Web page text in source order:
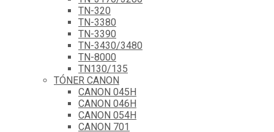
TN-320
TN-3380
TN-3390
TN-3430/3480
TN-8000
TN130/135
TÓNER CANON
CANON 045H
CANON 046H
CANON 054H
CANON 701